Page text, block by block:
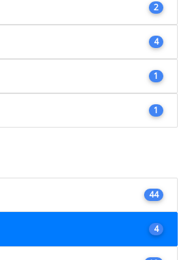
2
4
1
1
44
4